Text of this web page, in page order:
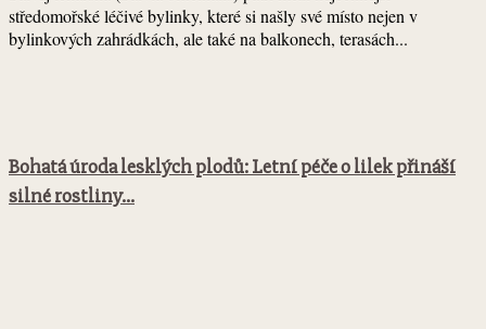
středomořské léčivé bylinky, které si našly své místo nejen v
bylinkových zahrádkách, ale také na balkonech, terasách...
Bohatá úroda lesklých plodů: Letní péče o lilek přináší
silné rostliny...